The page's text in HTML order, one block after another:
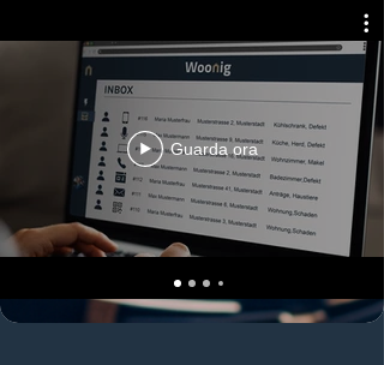
Guarda ora